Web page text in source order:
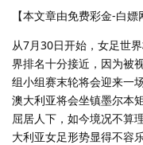
【本文章由免费彩金-白
从7月30日开始，女足世
界排名十分接近，因为被
组小组赛末轮将会迎来一
澳大利亚将会坐镇墨尔本
屈居人下，如今境况不算
大利亚女足形势显得不容